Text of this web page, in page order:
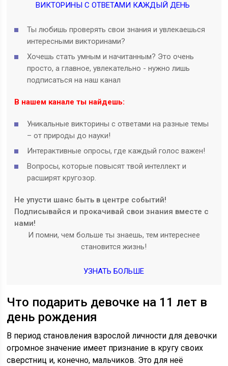
ВИКТОРИНЫ С ОТВЕТАМИ КАЖДЫЙ ДЕНЬ
Ты любишь проверять свои знания и увлекаешься
интересными викторинами?
Хочешь стать умным и начитанным? Это очень
просто, а главное, увлекательно - нужно лишь
подписаться на наш канал
В нашем канале ты найдешь:
Уникальные викторины с ответами на разные темы
– от природы до науки!
Интерактивные опросы, где каждый голос важен!
Вопросы, которые повысят твой интеллект и
расширят кругозор.
Не упусти шанс быть в центре событий!
Подписывайся и прокачивай свои знания вместе с
нами!
И помни, чем больше ты знаешь, тем интереснее
становится жизнь!
УЗНАТЬ БОЛЬШЕ
Что подарить девочке на 11 лет в
день рождения
В период становления взрослой личности для девочки
огромное значение имеет признание в кругу своих
сверстниц и, конечно, мальчиков. Это для неё